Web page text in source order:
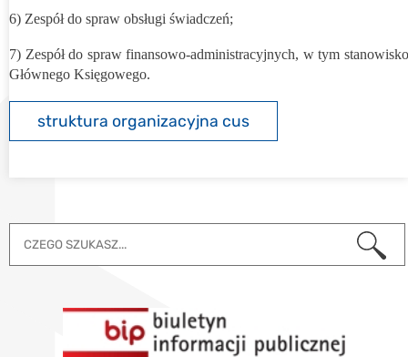
6) Zespół do spraw obsługi świadczeń;
7) Zespół do spraw finansowo-administracyjnych, w tym
Głównego Księgowego.
struktura organizacyjna cus